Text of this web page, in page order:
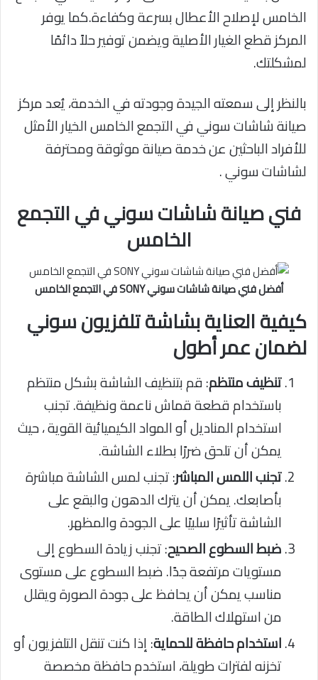
الخامس لإصلاح الأعطال بسرعة وكفاءة.كما يوفر
المركز قطع الغيار الأصلية ويضمن توفير حلاً دائمًا
لمشكلتك.
بالنظر إلى سمعته الجيدة وجودته في الخدمة، يُعد مركز
صيانة شاشات سوني في التجمع الخامس الخيار الأمثل
للأفراد الباحثين عن خدمة صيانة موثوقة ومحترفة
لشاشات سوني .
فني صيانة شاشات سوني في التجمع
الخامس
أفضل فني صيانة شاشات سوني SONY في التجمع الخامس
كيفية العناية بشاشة تلفزيون سوني
لضمان عمر أطول
تنظيف منتظم: قم بتنظيف الشاشة بشكل منتظم
باستخدام قطعة قماش ناعمة ونظيفة. تجنب
استخدام المناديل أو المواد الكيميائية القوية ، حيث
يمكن أن تلحق ضررًا بطلاء الشاشة.
تجنب اللمس المباشر: تجنب لمس الشاشة مباشرة
بأصابعك. يمكن أن يترك الدهون والبقع على
الشاشة تأثيرًا سلبيًا على الجودة والمظهر.
ضبط السطوع الصحيح: تجنب زيادة السطوع إلى
مستويات مرتفعة جدًا. ضبط السطوع على مستوى
مناسب يمكن أن يحافظ على جودة الصورة ويقلل
من استهلاك الطاقة.
استخدام حافظة للحماية: إذا كنت تنقل التلفزيون أو
تخزنه لفترات طويلة، استخدم حافظة مخصصة